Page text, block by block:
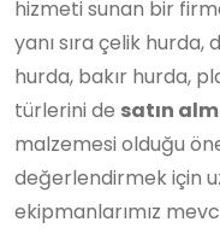
hizmeti sunan bir
yanı sıra çelik
hurda, bakır hurda,
türlerini de satın
malzemesi olduğu
değerlendirmek için
ekipmanlarımız